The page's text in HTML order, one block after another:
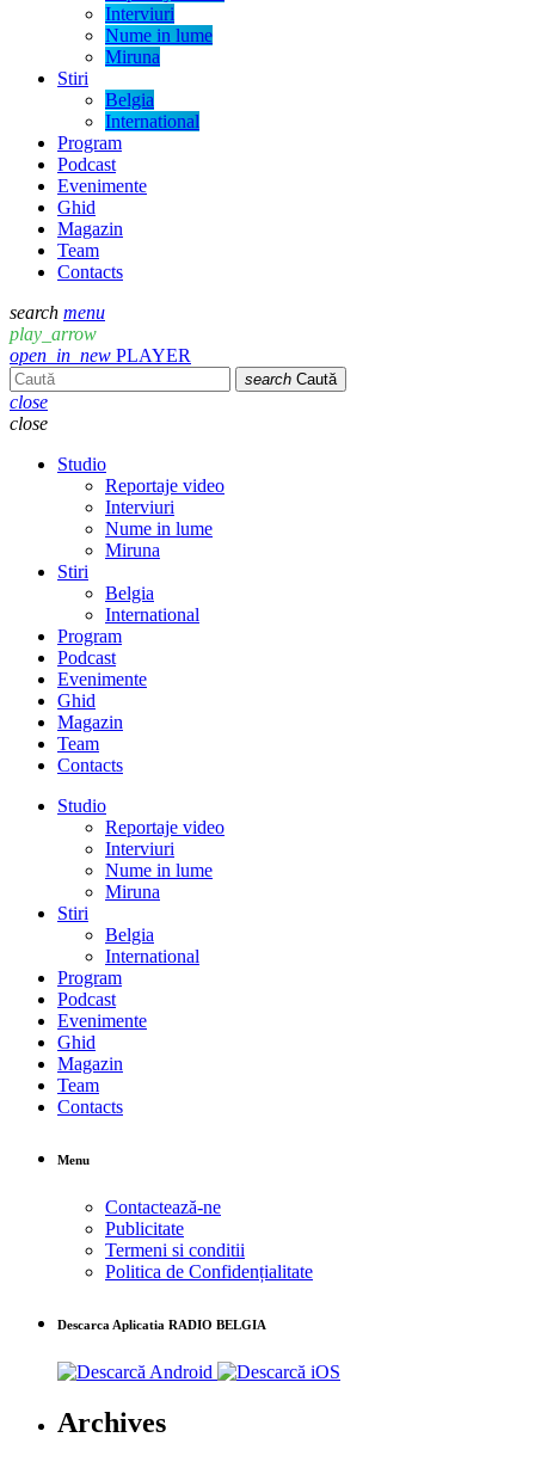
Interviuri
Nume in lume
Miruna
Stiri
Belgia
International
Program
Podcast
Evenimente
Ghid
Magazin
Team
Contacts
search menu
play_arrow
open_in_new PLAYER
search Caută
close
close
Studio
Reportaje video
Interviuri
Nume in lume
Miruna
Stiri
Belgia
International
Program
Podcast
Evenimente
Ghid
Magazin
Team
Contacts
Studio
Reportaje video
Interviuri
Nume in lume
Miruna
Stiri
Belgia
International
Program
Podcast
Evenimente
Ghid
Magazin
Team
Contacts
Menu
Contactează-ne
Publicitate
Termeni si conditii
Politica de Confidențialitate
Descarca Aplicatia RADIO BELGIA
Archives